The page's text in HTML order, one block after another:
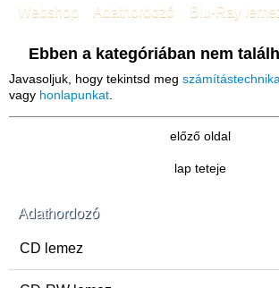
Adathordozó
CD lemez
Webshop Adathordozó Blu-Ray
Ebben a kategóriában nem
Javasoljuk, hogy tekintsd meg
vagy honlapunkat
előző oldal
lap teteje